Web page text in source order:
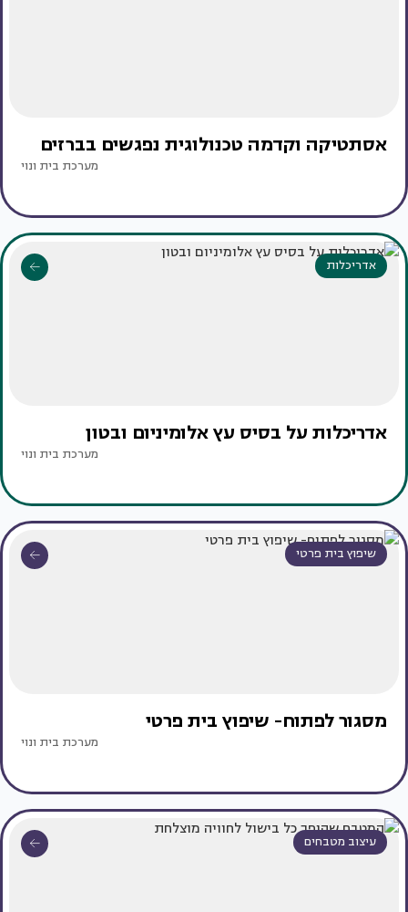
אסתטיקה וקדמה טכנולוגית נפגשים בברזים
מערכת בית ונוי
אדריכלות
אדריכלות על בסיס עץ אלומיניום ובטון
מערכת בית ונוי
שיפוץ בית פרטי
מסגור לפתוח- שיפוץ בית פרטי
מערכת בית ונוי
עיצוב מטבחים